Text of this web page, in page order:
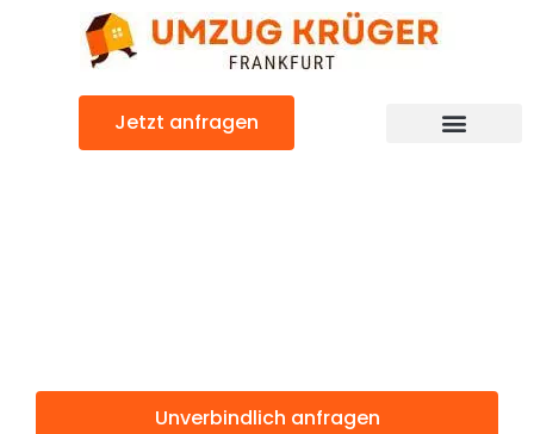
Jetzt anfragen
Unverbindlich anfragen